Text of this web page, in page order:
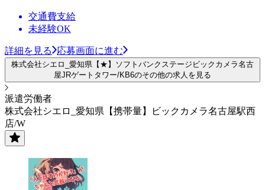
交通費支給
未経験OK
詳細を見る 応募画面に進む
株式会社シエロ_愛知県【★】ソフトバンクステージビックカメラ名古
屋JRゲートタワー/KB6のその他の求人を見る
派遣労働者
株式会社シエロ_愛知県【携帯量】ビックカメラ名古屋駅西
店/W